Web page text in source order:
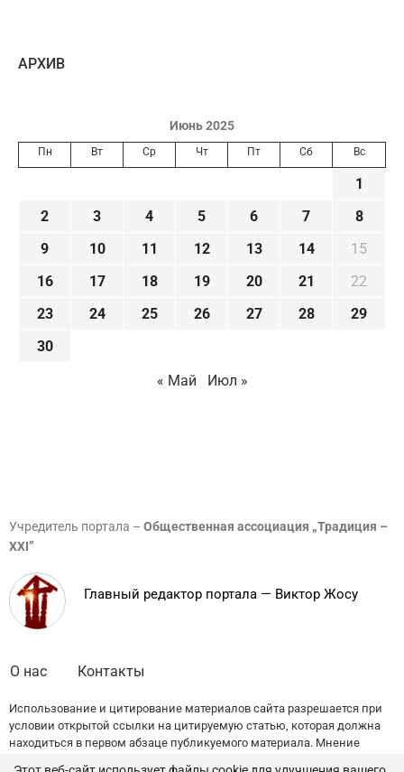
AРХИВ
Июнь 2025
Пн Вт Ср Чт Пт Сб Вс
1
2
3 4 5 6 7
8
9
10 11 12 13 14
15
16
17 18 19 20 21
22
23
24 25 26 27 28
29
30
« Май
Июл »
Учредитель портала – Общественная ассоциация „Традиция –
XXI”
Главный редактор портала — Виктор Жосу
О нас Контакты
Использование и цитирование материалов сайта разрешается при
условии открытой ссылки на цитируемую статью, которая должна
находиться в первом абзаце публикуемого материала. Мнение